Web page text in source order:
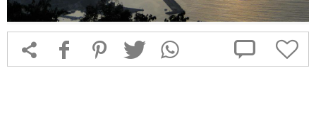
 f 1 T  